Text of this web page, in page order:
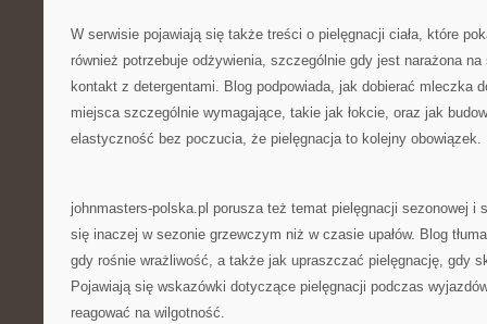
W serwisie pojawiają się także treści o pielęgnacji ciała, które
również potrzebuje odżywienia, szczególnie gdy jest narażona
kontakt z detergentami. Blog podpowiada, jak dobierać mleczka
miejsca szczególnie wymagające, takie jak łokcie, oraz jak
elastyczność bez poczucia, że pielęgnacja to kolejny obowiązek.
johnmasters-polska.pl porusza też temat pielęgnacji sezonowej i
się inaczej w sezonie grzewczym niż w czasie upałów. Blog
gdy rośnie wrażliwość, a także jak upraszczać pielęgnację, gdy
Pojawiają się wskazówki dotyczące pielęgnacji podczas
reagować na wilgotność.